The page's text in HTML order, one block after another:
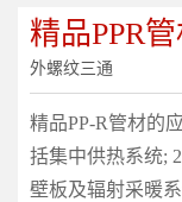
精品PPR
外螺纹三通
精品PP-R管材的
括集中供热系统;
壁板及辐射采暖